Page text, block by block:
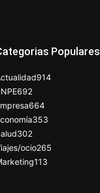
Populares
914
692
664
353
302
ocio265
113